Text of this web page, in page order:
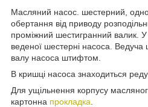
Масляний насос. шестерний,
обертання від приводу
проміжний шестигранний валик. У
веденої шестерні насоса. Ведуча
валу насоса штифтом.
В кришці насоса знаходиться
Для ущільнення корпусу
картонна прокладка